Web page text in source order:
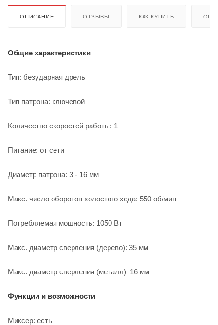
ОПИСАНИЕ ОТЗЫВЫ КАК КУПИТЬ
Общие характеристики
Тип: безударная дрель
Тип патрона: ключевой
Количество скоростей работы: 1
Питание: от сети
Диаметр патрона: 3 - 16 мм
Макс. число оборотов холостого хода: 550 об/мин
Потребляемая мощность: 1050 Вт
Макс. диаметр сверления (дерево): 35 мм
Макс. диаметр сверления (металл): 16 мм
Функции и возможности
Миксер: есть